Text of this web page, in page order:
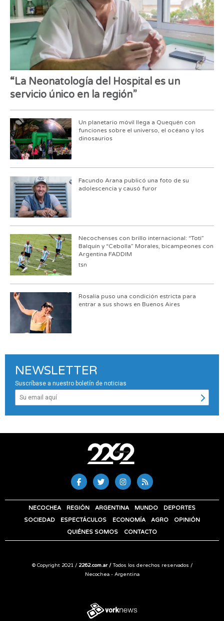
“La Neonatología del Hospital es un
servicio único en la región”
Un planetario móvil llega a Quequén con
funciones sobre el universo, el océano y los
dinosaurios
Facundo Arana publicó una foto de su
adolescencia y causó furor
Necochenses con brillo internacional: “Toti”
Balquín y “Cebolla” Morales, bicampeones con
Argentina FADDIM
tsn
Rosalía puso una condición estricta para
entrar a sus shows en Buenos Aires
NEWSLETTER
Suscríbase a nuestro boletín de noticias
NECOCHEA REGIÓN ARGENTINA MUNDO
DEPORTES
SOCIEDAD
ESPECTÁCULOS ECONOMÍA AGRO
OPINIÓN
QUIÉNES SOMOS
CONTACTO
© Copyright 2021 / 2262.com.ar /Todos los derechos reservados /
Necochea - Argentina